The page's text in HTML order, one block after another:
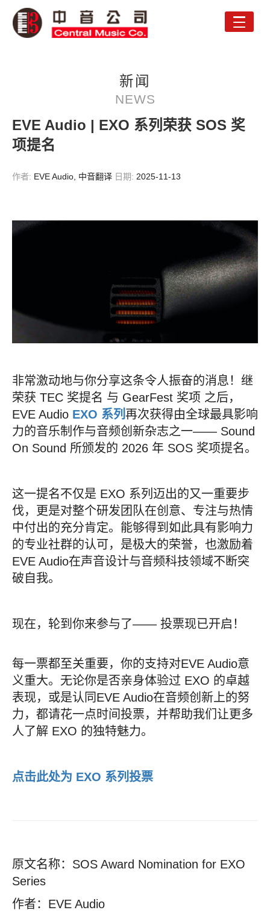
Toggle
新闻
NEWS
EVE Audio | EXO 系列荣获 SOS 奖
项提名
作者: EVE Audio, 中音翻译 日期: 2025-11-13
非常激动地与你分享这条令人振奋的消息！继
荣获 TEC 奖提名 与 GearFest 奖项 之后，
EVE Audio EXO 系列再次获得由全球最具影响
力的音乐制作与音频创新杂志之一—— Sound
On Sound 所颁发的 2026 年 SOS 奖项提名。
这一提名不仅是 EXO 系列迈出的又一重要步
伐，更是对整个研发团队在创意、专注与热情
中付出的充分肯定。能够得到如此具有影响力
的专业社群的认可，是极大的荣誉，也激励着
EVE Audio在声音设计与音频科技领域不断突
破自我。
现在，轮到你来参与了—— 投票现已开启！
每一票都至关重要，你的支持对EVE Audio意
义重大。无论你是否亲身体验过 EXO 的卓越
表现，或是认同EVE Audio在音频创新上的努
力，都请花一点时间投票，并帮助我们让更多
人了解 EXO 的独特魅力。
点击此处为 EXO 系列投票
原文名称：SOS Award Nomination for EXO
Series
作者：EVE Audio